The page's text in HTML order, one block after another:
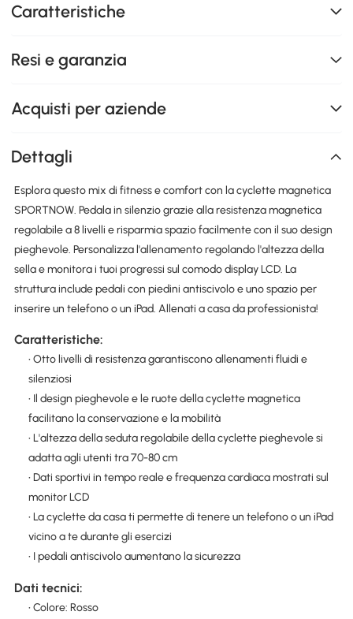
Caratteristiche
Resi e garanzia
Acquisti per aziende
Dettagli
Esplora questo mix di fitness e comfort con la cyclette magnetica
SPORTNOW. Pedala in silenzio grazie alla resistenza magnetica
regolabile a 8 livelli e risparmia spazio facilmente con il suo design
pieghevole. Personalizza l'allenamento regolando l'altezza della
sella e monitora i tuoi progressi sul comodo display LCD. La
struttura include pedali con piedini antiscivolo e uno spazio per
inserire un telefono o un iPad. Allenati a casa da professionista!
Caratteristiche:
• Otto livelli di resistenza garantiscono allenamenti fluidi e
silenziosi
• Il design pieghevole e le ruote della cyclette magnetica
facilitano la conservazione e la mobilità
• L'altezza della seduta regolabile della cyclette pieghevole si
adatta agli utenti tra 70-80 cm
• Dati sportivi in tempo reale e frequenza cardiaca mostrati sul
monitor LCD
• La cyclette da casa ti permette di tenere un telefono o un iPad
vicino a te durante gli esercizi
• I pedali antiscivolo aumentano la sicurezza
Dati tecnici:
• Colore: Rosso